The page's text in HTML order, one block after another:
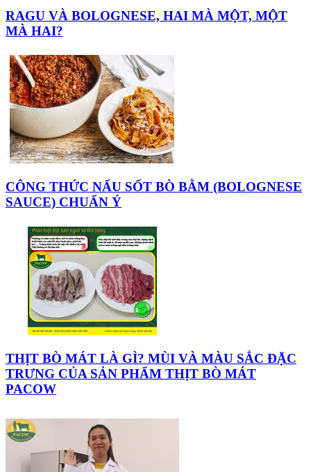
RAGU VÀ BOLOGNESE, HAI MÀ MỘT, MỘT
MÀ HAI?
CÔNG THỨC NẤU SỐT BÒ BẰM (BOLOGNESE
SAUCE) CHUẨN Ý
THỊT BÒ MÁT LÀ GÌ? MÙI VÀ MÀU SẮC ĐẶC
TRƯNG CỦA SẢN PHẨM THỊT BÒ MÁT
PACOW